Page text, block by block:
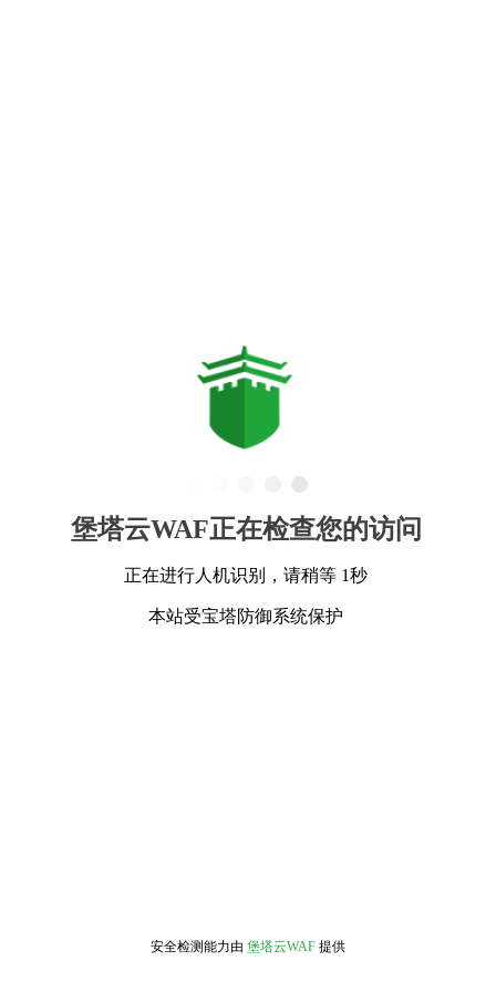
堡塔云WAF正在检查您的访问
正在进行人机识别，请稍等 1秒
本站受宝塔防御系统保护
安全检测能力由 堡塔云WAF 提供